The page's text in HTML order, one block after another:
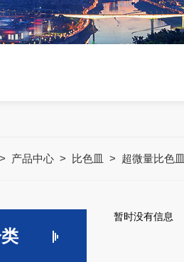
产品中心> 比色皿 > 超微量比色
暂时没有信息